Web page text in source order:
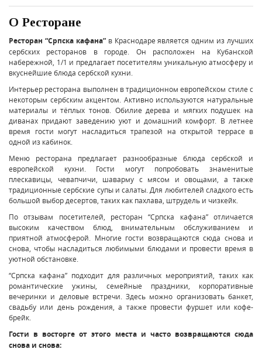
О Ресторане
Ресторан “Српска кафана”в Краснодаре является одним из лучших
сербских ресторанов в городе. Он расположен на Кубанской
набережной, 1/1 и предлагает посетителям уникальную атмосферу и
вкуснейшие блюда сербской кухни.
Интерьер ресторана выполнен в традиционном европейском стиле с
некоторым сербским акцентом. Активно используются натуральные
материалы и тёплых тонов. Обилие дерева и мягких подушек на
диванах придают заведению уют и домашний комфорт. В летнее
время гости могут насладиться трапезой на открытой террасе в
одной из кабинок.
Меню ресторана предлагает разнообразные блюда сербской и
европейской кухни. Гости могут попробовать знаменитые
плескавицы, чевапчичи, шаварму с мясом и овощами, а также
традиционные сербские супы и салаты. Для любителей сладкого есть
большой выбор десертов, таких как пахлава, штрудель и чизкейк.
По отзывам посетителей, ресторан “Српска кафана” отличается
высоким качеством блюд, внимательным обслуживанием и
приятной атмосферой. Многие гости возвращаются сюда снова и
снова, чтобы насладиться любимыми блюдами и провести время в
уютной обстановке.
“Српска кафана” подходит для различных мероприятий, таких как
романтические ужины, семейные праздники, корпоративные
вечеринки и деловые встречи. Здесь можно организовать банкет,
свадьбу или день рождения, а также провести фуршет или кофе-
брейк.
Гости в восторге от этого места и часто возвращаются сюда
снова и снова: